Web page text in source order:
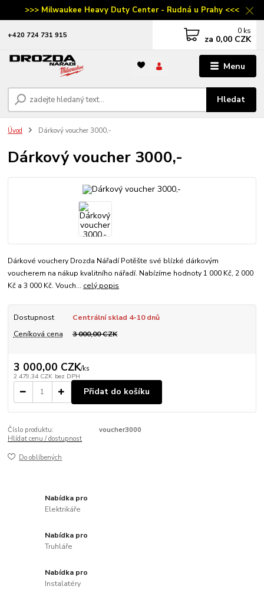
>>> Milwaukee Heavy Duty Center - Rudná u Prahy <<<
Menu
Hledat
‭+420 724 731 915 0 ks
za 0,00 CZK
Úvod Dárkový voucher 3000,-
Dárkový voucher 3000,-
Dárkové vouchery Drozda Nářadí Potěšte své blízké dárkovým
voucherem na nákup kvalitního nářadí. Nabízíme hodnoty 1 000 Kč, 2 000
Kč a 3 000 Kč. Vouch... celý popis
Dostupnost
Centrální sklad 4-10 dnů
Ceníková cena
3 000,00 CZK
3 000,00 CZK/ks
2 479,34 CZK bez DPH
Přidat do košíku
Číslo produktu:
voucher3000
Hlídat cenu / dostupnost
Do oblíbených
Nabídka pro
Elektrikáře
Nabídka pro
Truhláře
Nabídka pro
Instalatéry